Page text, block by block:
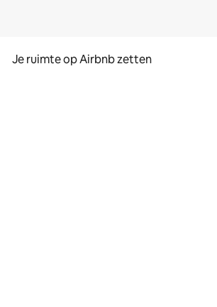
Je ruimte op Airbnb zetten